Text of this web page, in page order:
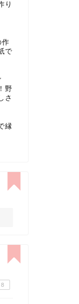
り
作
で
野
さ
縁
8